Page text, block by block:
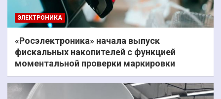
ЭЛЕКТРОНИКА
«Росэлектроника» начала выпуск
фискальных накопителей с функцией
моментальной проверки маркировки